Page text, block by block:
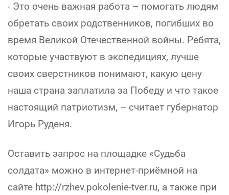
- Это очень важная работа – помогать людям
обретать своих родственников, погибших во
время Великой Отечественной войны. Ребята,
которые участвуют в экспедициях, лучше
своих сверстников понимают, какую цену
наша страна заплатила за Победу и что такое
настоящий патриотизм, – считает губернатор
Игорь Руденя.
Оставить запрос на площадке «Судьба
солдата» можно в интернет-приёмной на
сайте http://rzhev.pokolenie-tver.ru, а также при